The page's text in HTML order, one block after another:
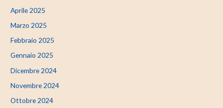
Aprile 2025
Marzo 2025
Febbraio 2025
Gennaio 2025
Dicembre 2024
Novembre 2024
Ottobre 2024